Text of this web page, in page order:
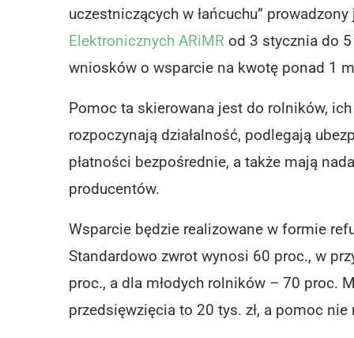
uczestniczących w łańcuchu”
Elektronicznych ARiMR od 3 stycznia do
wniosków o wsparcie na kwotę ponad 1
Pomoc ta skierowana jest do rolników,
rozpoczynają działalność, podlegają
płatności bezpośrednie, a także mają
producentów.
Wsparcie będzie realizowane w formie
Standardowo zwrot wynosi 60 proc., w
proc., a dla młodych rolników – 70 proc.
przedsięwzięcia to 20 tys. zł, a pomoc